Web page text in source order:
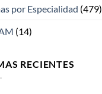
por Especialidad (479)
(14)
RECIENTES